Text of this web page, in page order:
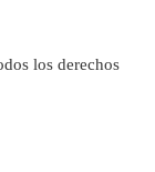
los derechos